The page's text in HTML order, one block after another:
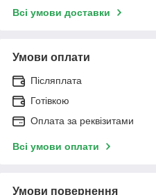
Всі умови доставки
Умови оплати
Післяплата
Готівкою
Оплата за реквізитами
Всі умови оплати
Умови повернення